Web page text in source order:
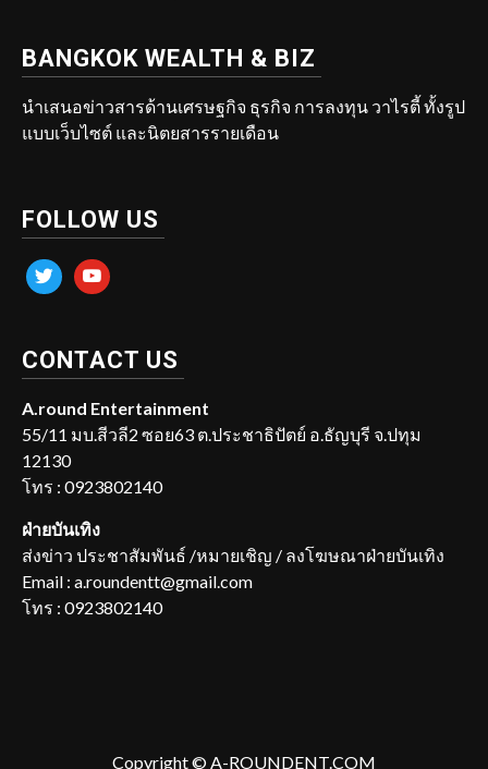
BANGKOK WEALTH & BIZ
นำเสนอข่าวสารด้านเศรษฐกิจ ธุรกิจ การลงทุน วาไรตี้ ทั้งรูป
แบบเว็บไซต์ และนิตยสารรายเดือน
FOLLOW US
twitter youtube
CONTACT US
A.round Entertainment
55/11 มบ.สีวลี2 ซอย63 ต.ประชาธิปัตย์ อ.ธัญบุรี จ.ปทุม
12130
โทร : 0923802140
ฝ่ายบันเทิง
ส่งข่าว ประชาสัมพันธ์ /หมายเชิญ / ลงโฆษณาฝ่ายบันเทิง
Email : a.roundentt@gmail.com
โทร : 0923802140
Copyright © A-ROUNDENT.COM